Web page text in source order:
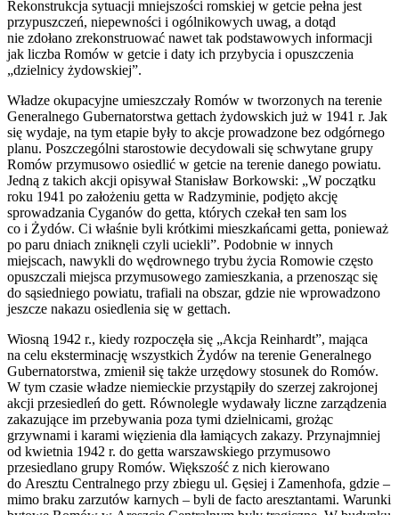
Rekonstrukcja sytuacji mniejszości romskiej w getcie pełna jest
przypuszczeń, niepewności i ogólnikowych uwag, a dotąd
nie zdołano zrekonstruować nawet tak podstawowych informacji
jak liczba Romów w getcie i daty ich przybycia i opuszczenia
„dzielnicy żydowskiej”.
Władze okupacyjne umieszczały Romów w tworzonych na terenie
Generalnego Gubernatorstwa gettach żydowskich już w 1941 r. Jak
się wydaje, na tym etapie były to akcje prowadzone bez odgórnego
planu. Poszczególni starostowie decydowali się schwytane grupy
Romów przymusowo osiedlić w getcie na terenie danego powiatu.
Jedną z takich akcji opisywał Stanisław Borkowski: „W początku
roku 1941 po założeniu getta w Radzyminie, podjęto akcję
sprowadzania Cyganów do getta, których czekał ten sam los
co i Żydów. Ci właśnie byli krótkimi mieszkańcami getta, ponieważ
po paru dniach zniknęli czyli uciekli”. Podobnie w innych
miejscach, nawykli do wędrownego trybu życia Romowie często
opuszczali miejsca przymusowego zamieszkania, a przenosząc się
do sąsiedniego powiatu, trafiali na obszar, gdzie nie wprowadzono
jeszcze nakazu osiedlenia się w gettach.
Wiosną 1942 r., kiedy rozpoczęła się „Akcja Reinhardt”, mająca
na celu eksterminację wszystkich Żydów na terenie Generalnego
Gubernatorstwa, zmienił się także urzędowy stosunek do Romów.
W tym czasie władze niemieckie przystąpiły do szerzej zakrojonej
akcji przesiedleń do gett. Równolegle wydawały liczne zarządzenia
zakazujące im przebywania poza tymi dzielnicami, grożąc
grzywnami i karami więzienia dla łamiących zakazy. Przynajmniej
od kwietnia 1942 r. do getta warszawskiego przymusowo
przesiedlano grupy Romów. Większość z nich kierowano
do Aresztu Centralnego przy zbiegu ul. Gęsiej i Zamenhofa, gdzie –
mimo braku zarzutów karnych – byli de facto aresztantami. Warunki